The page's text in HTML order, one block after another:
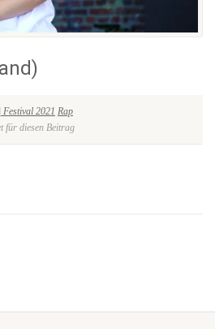
Festival 2021 Rap
für diesen Beitrag